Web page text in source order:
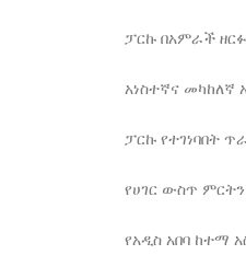
ፓርኩ በአምራች
አነስተኛና
ፓርኩ የተገነባበት
የሀገር ውስጥ
የአዲስ አበባ ከተማ